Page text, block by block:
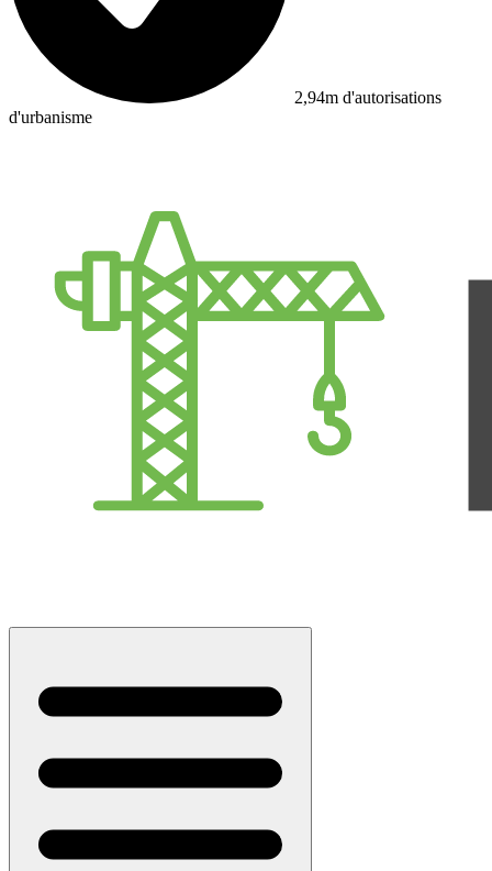
2,94m d'autorisations
d'urbanisme